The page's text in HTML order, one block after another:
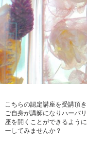
こちらの認定講座を受講頂
ご自身が講師になりハーバ
座を開くことができるよう
ーしてみませんか？